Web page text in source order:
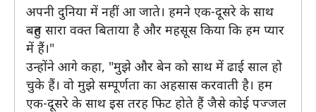
अपनी दुनिया में नहीं आ जाते। हमने एक-दूसरे के साथ
बहुत सारा वक्त बिताया है और महसूस किया कि हम प्यार
में हैं।"
उन्होंने आगे कहा, "मुझे और बेन को साथ में ढाई साल हो
चुके हैं। वो मुझे सम्पूर्णता का अहसास करवाती है। हम
एक-दूसरे के साथ इस तरह फिट होते हैं जैसे कोई पज्जल